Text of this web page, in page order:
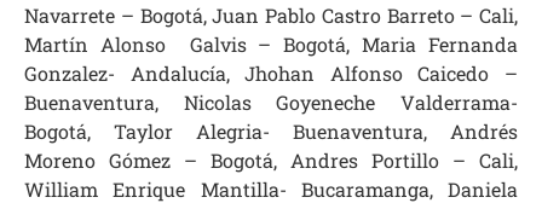
Navarrete – Bogotá, Juan Pablo Castro Barreto – Cali,
Martín Alonso Galvis – Bogotá, Maria Fernanda
Gonzalez- Andalucía, Jhohan Alfonso Caicedo –
Buenaventura, Nicolas Goyeneche Valderrama-
Bogotá, Taylor Alegria- Buenaventura, Andrés
Moreno Gómez – Bogotá, Andres Portillo – Cali,
William Enrique Mantilla- Bucaramanga, Daniela